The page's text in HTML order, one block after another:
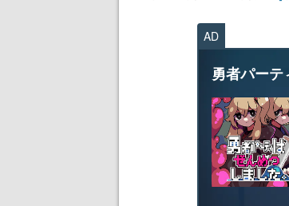
AD
勇者パーテ